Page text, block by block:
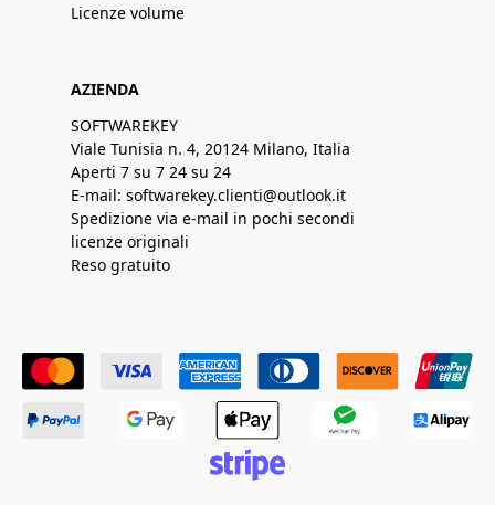
Licenze volume
AZIENDA
SOFTWAREKEY
Viale Tunisia n. 4, 20124 Milano, Italia
Aperti 7 su 7 24 su 24
E-mail: softwarekey.clienti@outlook.it
Spedizione via e-mail in pochi secondi
licenze originali
Reso gratuito